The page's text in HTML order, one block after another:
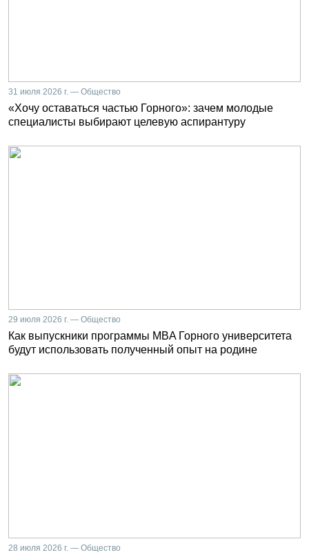
31 июля 2026 г. — Общество
«Хочу оставаться частью Горного»: зачем молодые
специалисты выбирают целевую аспирантуру
29 июля 2026 г. — Общество
Как выпускники программы MBA Горного университета
будут использовать полученный опыт на родине
28 июля 2026 г. — Общество